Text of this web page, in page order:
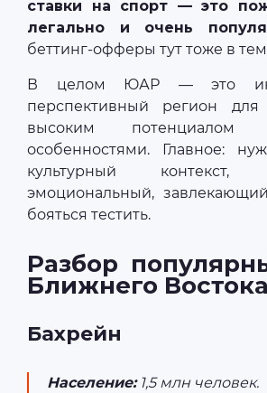
ставки на спорт — это
легально и очень
беттинг-офферы тут тоже в
В целом ЮАР — это
перспективный регион
высоким
особенностями. Главное:
культурный контекст,
эмоциональный,
бояться тестить.
Разбор
Ближнего Востока
Бахрейн
Население:1,5 млн человек.